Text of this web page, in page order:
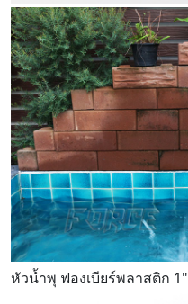
หัวน้ำพุ ฟองเบียร์พลาสติก 1"